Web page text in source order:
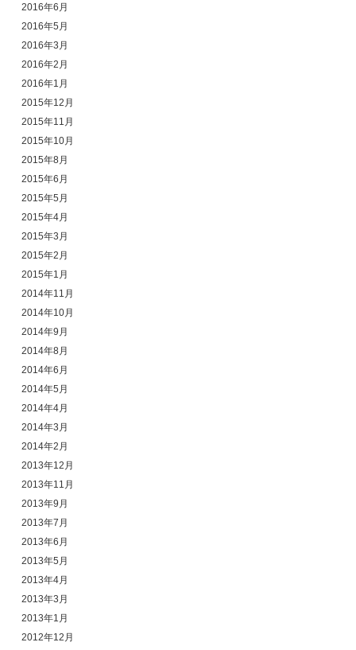
2016年6月
2016年5月
2016年3月
2016年2月
2016年1月
2015年12月
2015年11月
2015年10月
2015年8月
2015年6月
2015年5月
2015年4月
2015年3月
2015年2月
2015年1月
2014年11月
2014年10月
2014年9月
2014年8月
2014年6月
2014年5月
2014年4月
2014年3月
2014年2月
2013年12月
2013年11月
2013年9月
2013年7月
2013年6月
2013年5月
2013年4月
2013年3月
2013年1月
2012年12月